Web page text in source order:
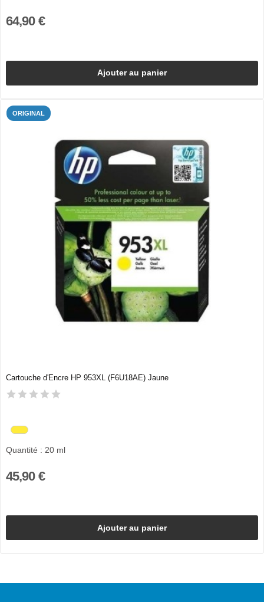
64,90 €
Ajouter au panier
ORIGINAL
Cartouche d'Encre HP 953XL (F6U18AE) Jaune
Quantité : 20 ml
45,90 €
Ajouter au panier